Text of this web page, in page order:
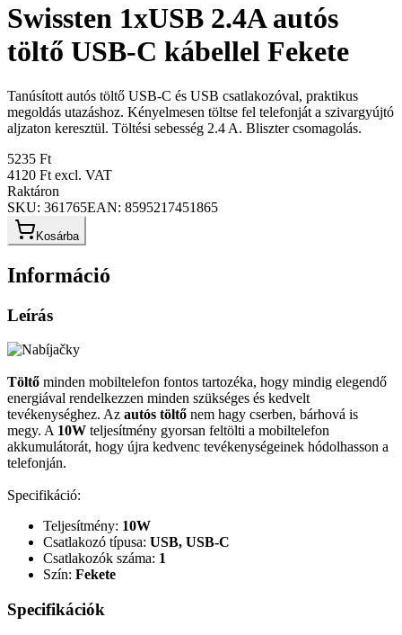
Swissten 1xUSB 2.4A autós
töltő USB-C kábellel Fekete
Tanúsított autós töltő USB-C és USB csatlakozóval, praktikus
megoldás utazáshoz. Kényelmesen töltse fel telefonját a szivargyújtó
aljzaton keresztül. Töltési sebesség 2.4 A. Bliszter csomagolás.
5235 Ft
4120 Ft excl. VAT
Raktáron
SKU: 361765EAN: 8595217451865
Kosárba
Információ
Leírás
Töltő minden mobiltelefon fontos tartozéka, hogy mindig elegendő
energiával rendelkezzen minden szükséges és kedvelt
tevékenységhez. Az autós töltő nem hagy cserben, bárhová is
megy. A 10W teljesítmény gyorsan feltölti a mobiltelefon
akkumulátorát, hogy újra kedvenc tevékenységeinek hódolhasson a
telefonján.
Specifikáció:
Teljesítmény: 10W
Csatlakozó típusa: USB, USB-C
Csatlakozók száma: 1
Szín: Fekete
Specifikációk